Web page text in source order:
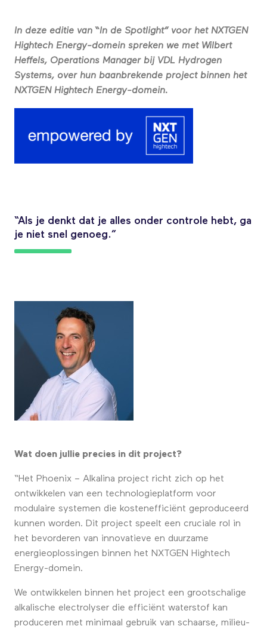
In deze editie van “In de Spotlight” voor het NXTGEN
Hightech Energy-domein spreken we met Wilbert
Heffels, Operations Manager bij VDL Hydrogen
Systems, over hun baanbrekende project binnen het
NXTGEN Hightech Energy-domein.
“Als je denkt dat je alles onder controle hebt, ga
je niet snel genoeg.”
Wat doen jullie precies in dit project?
“Het Phoenix – Alkalina project richt zich op het
ontwikkelen van een technologieplatform voor
modulaire systemen die kostenefficiënt geproduceerd
kunnen worden. Dit project speelt een cruciale rol in
het bevorderen van innovatieve en duurzame
energieoplossingen binnen het NXTGEN Hightech
Energy-domein.
We ontwikkelen binnen het project een grootschalige
alkalische electrolyser die efficiënt waterstof kan
produceren met minimaal gebruik van schaarse, milieu-